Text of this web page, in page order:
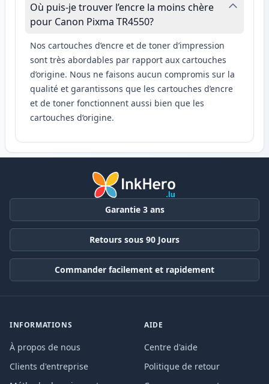
Où puis-je trouver l’encre la moins chère
pour Canon Pixma TR4550?
Nos cartouches d’encre et de toner d’impression
sont très abordables par rapport aux cartouches
d’origine. Nous ne faisons aucun compromis sur la
qualité et garantissons que les cartouches d’encre
et de toner fonctionnent aussi bien que les
cartouches d’origine.
Garantie 3 ans
Retours sous 90 Jours
Commander facilement et rapidement
INFORMATIONS
À propos de nous
Clients d'entreprise
AIDE
Centre d'aide
Politique de retour